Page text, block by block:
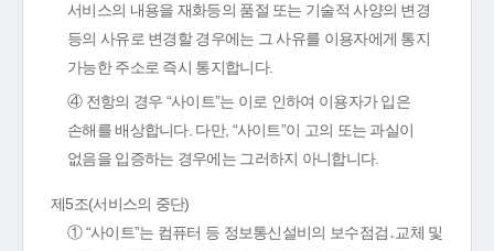
서비스의 내용을 재화등의 품절 또는 기술적 사양의 변경
등의 사유로 변경할 경우에는 그 사유를 이용자에게 통지
가능한 주소로 즉시 통지합니다.
④ 전항의 경우 “사이트”는 이로 인하여 이용자가 입은
손해를 배상합니다. 다만, “사이트”이 고의 또는 과실이
없음을 입증하는 경우에는 그러하지 아니합니다.
제5조(서비스의 중단)
① “사이트”는 컴퓨터 등 정보통신설비의 보수점검․교체 및